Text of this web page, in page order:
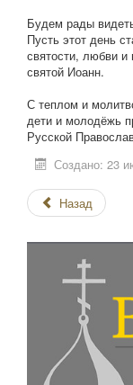
Будем рады
Пусть этот день
святости, любви
святой Иоанн.
С теплом и
дети и молодёжь
Русской
Создано: 23
Назад